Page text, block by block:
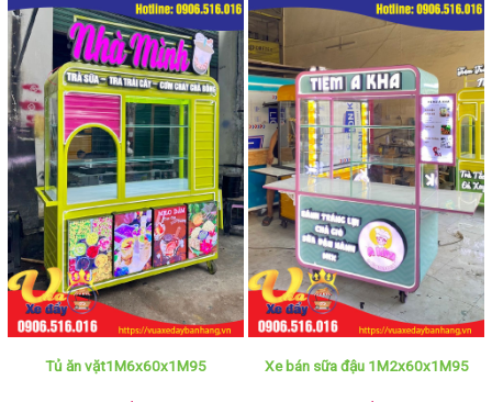
Tủ ăn vặt1M6x60x1M95 Xe bán sữa đậu 1M2x60x1M95